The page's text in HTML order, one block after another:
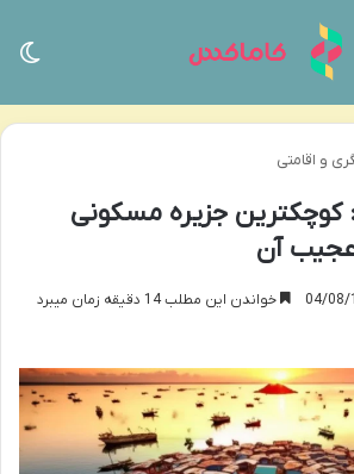
و اقامتی
کوچکترین جزیره مسکونی
عجیب آن
خواندن این مطلب 14 دقیقه زمان میبرد